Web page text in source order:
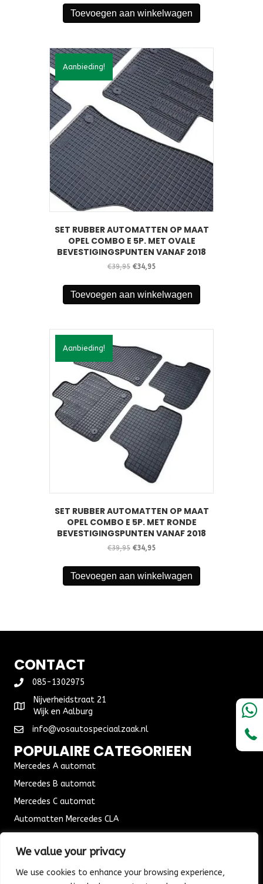
We value your privacy
We use cookies to enhance your browsing experience,
was:
€39,95.
is:
€34,95.
Toevoegen aan winkelwagen
Aanbieding!
SET RUBBER AUTOMATTEN OP MAAT
OPEL COMBO E 5P. MET OVALE
BEVESTIGINGSPUNTEN VANAF 2018
€39,95 Oorspronkelijke
was:
€39,95.
€34,95Huidige
is:
€34,95.
Toevoegen aan winkelwagen
Aanbieding!
SET RUBBER AUTOMATTEN OP MAAT
OPEL COMBO E 5P. MET RONDE
BEVESTIGINGSPUNTEN VANAF 2018
€39,95 Oorspronkelijke
was:
€39,95.
€34,95Huidige
is:
€34,95.
Toevoegen aan winkelwagen
CONTACT
085-1302975
Nijverheidstraat 21
Wijk en Aalburg
info@vosautospeciaalzaak.nl
POPULAIRE CATEGORIEEN
Mercedes A automat
Mercedes B automat
Mercedes C automat
Automatten Mercedes CLA
ALGEMENE VOORWAARDEN
Algemene voorwaarden